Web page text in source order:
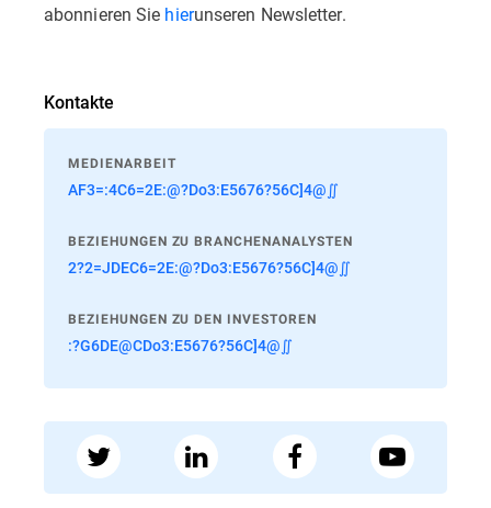
abonnieren Sie hierunseren Newsletter.
Kontakte
MEDIENARBEIT
AF3=:4C6=2E:@?Do3:E5676?56C]4@∬
BEZIEHUNGEN ZU BRANCHENANALYSTEN
2?2=JDEC6=2E:@?Do3:E5676?56C]4@∬
BEZIEHUNGEN ZU DEN INVESTOREN
:?G6DE@CDo3:E5676?56C]4@∬